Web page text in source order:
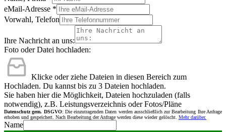
eMail-Adresse *
Vorwahl, Telefon
Ihre Nachricht an uns:
Foto oder Datei hochladen:
Klicke oder ziehe Dateien in diesen Bereich zum
Hochladen. Du kannst bis zu 3 Dateien hochladen.
Sie haben hier die Möglichkeit, Dateien hochzuladen (falls
notwendig), z.B. Leistungsverzeichnis oder Fotos/Pläne
Datenschutz gem. DSGVO: Die einzutragenden Daten werden ausschließlich zur Bearbeitung Ihre Anfrage
erhoben und gespeichert. Nach Bearbeitung der Anfrage werden diese wieder gelöscht. Mehr darüber.
Name